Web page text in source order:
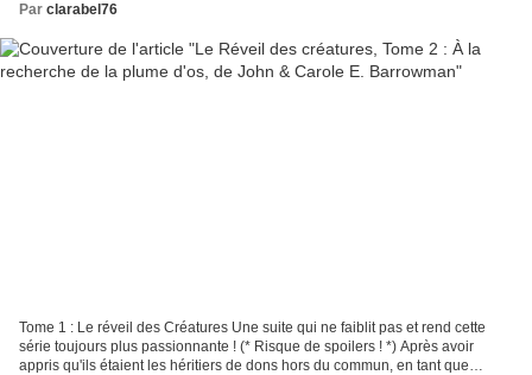
Par clarabel76
Tome 1 : Le réveil des Créatures Une suite qui ne faiblit pas et rend cette
série toujours plus passionnante ! (* Risque de spoilers ! *) Après avoir
appris qu'ils étaient les héritiers de dons hors du commun, en tant que